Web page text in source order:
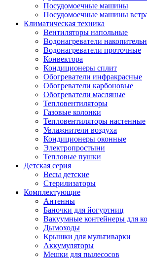
Посудомоечные машины
Посудомоечные машины
Климатическая техника
Вентиляторы напольные
Водонагреватели
Водонагреватели проточные
Конвектора
Кондиционеры сплит
Обогреватели инфракрасные
Обогреватели карбоновые
Обогреватели масляные
Тепловентиляторы
Газовые колонки
Тепловентиляторы настенные
Увлажнители воздуха
Кондиционеры оконные
Электропростыни
Тепловые пушки
Детская серия
Весы детские
Стерилизаторы
Комплектующие
Антенны
Баночки для йогуртниц
Вакуумные контейнеры для
Дымоходы
Крышки для мультиварки
Аккумуляторы
Мешки для пылесосов